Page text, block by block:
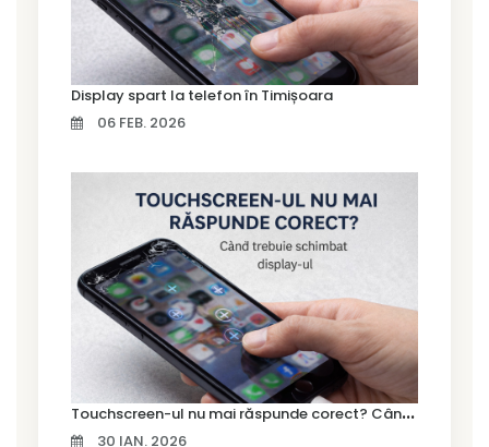
Display spart la telefon în Timișoara
06 FEB. 2026
T
ouchscreen-ul nu mai răspunde corect? Când trebuie schimbat display-ul
30 IAN. 2026